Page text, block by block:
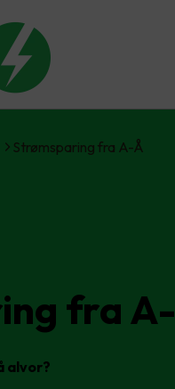
Strømsparing fra A-Å
fra
alvor?